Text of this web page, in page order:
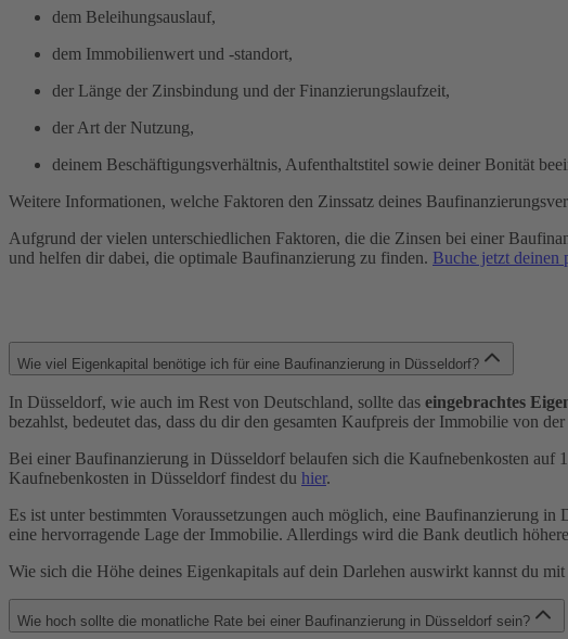
dem Beleihungsauslauf,
dem Immobilienwert und -standort,
der Länge der Zinsbindung und der Finanzierungslaufzeit,
der Art der Nutzung,
deinem Beschäftigungsverhältnis, Aufenthaltstitel sowie deiner Bonität
Weitere Informationen, welche Faktoren den Zinssatz deines
Aufgrund der vielen unterschiedlichen Faktoren, die die Zinsen bei einer
und helfen dir dabei, die optimale Baufinanzierung zu finden. Buche jetzt deinen
Wie viel Eigenkapital benötige ich für eine Baufinanzierung in Düsseldorf?
In Düsseldorf, wie auch im Rest von Deutschland, sollte das eingebrachtes
bezahlst, bedeutet das, dass du dir den gesamten Kaufpreis der Immobilie von
Bei einer Baufinanzierung in Düsseldorf belaufen sich die Kaufnebenkosten
Kaufnebenkosten in Düsseldorf findest du hier.
Es ist unter bestimmten Voraussetzungen auch möglich, eine Baufinanzierung
eine hervorragende Lage der Immobilie. Allerdings wird die Bank deutlich
Wie sich die Höhe deines Eigenkapitals auf dein Darlehen auswirkt kannst du mit
Wie hoch sollte die monatliche Rate bei einer Baufinanzierung in Düsseldorf sein?